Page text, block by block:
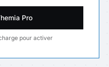
Pro
pour activer